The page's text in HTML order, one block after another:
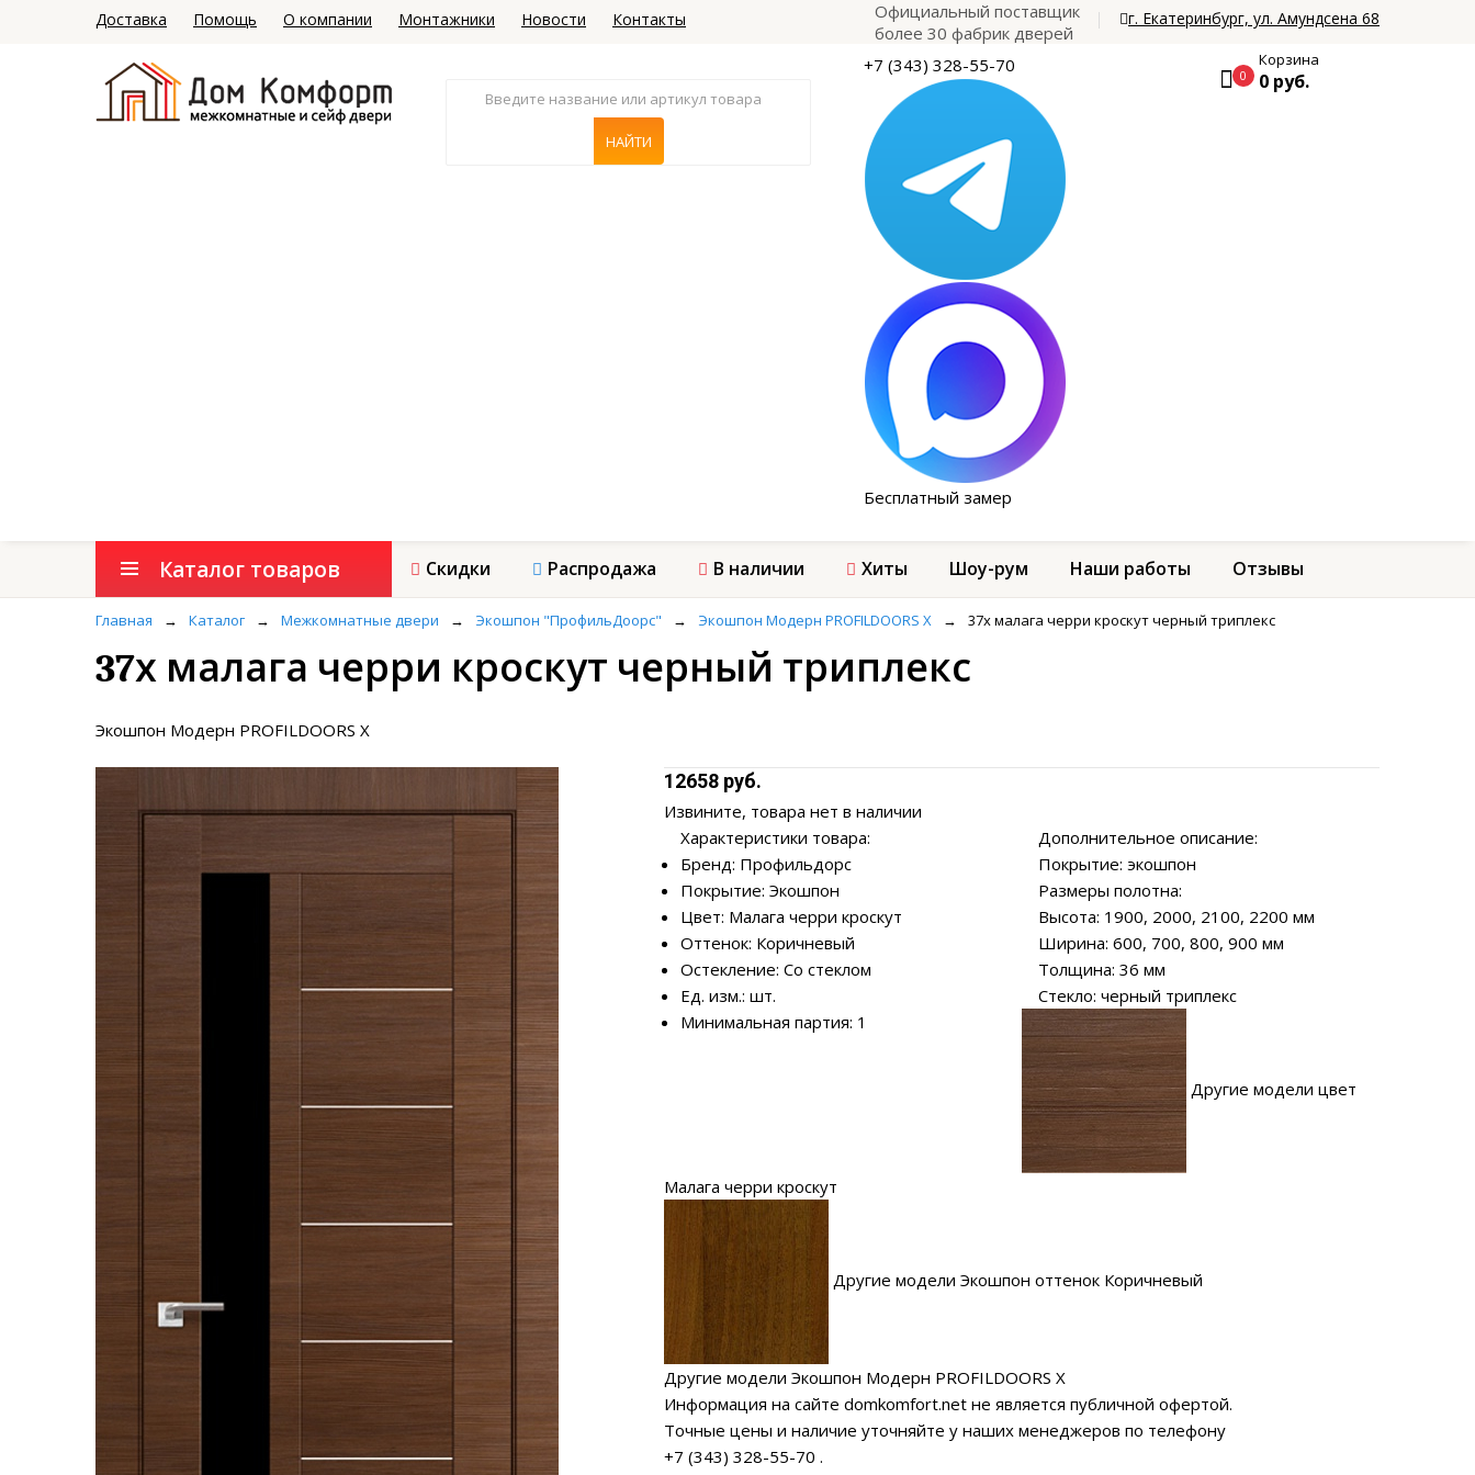
Доставка Помощь О компании Монтажники Новости Контакты
Официальный поставщик
более 30 фабрик дверей
г. Екатеринбург, ул. Амундсена 68
+7 (343) 328-55-70
Бесплатный замер
0
Корзина
0 руб.
Каталог товаров Скидки Распродажа В наличии Хиты Шоу-рум Наши работы Отзывы
Главная → Каталог → Межкомнатные двери → Экошпон "ПрофильДоорс" → Экошпон Модерн PROFILDOORS X → 37х малага черри кроскут черный триплекс
37х малага черри кроскут черный триплекс
Экошпон Модерн PROFILDOORS X
12658 руб.
Извините, товара нет в наличии
Характеристики товара:
Бренд: Профильдорс
Покрытие: Экошпон
Цвет: Малага черри кроскут
Оттенок: Коричневый
Остекление: Со стеклом
Ед. изм.: шт.
Минимальная партия: 1
Дополнительное описание:
Покрытие: экошпон
Размеры полотна:
Высота: 1900, 2000, 2100, 2200 мм
Ширина: 600, 700, 800, 900 мм
Толщина: 36 мм
Стекло: черный триплекс
Другие модели цвет
Малага черри кроскут
Другие модели Экошпон оттенок Коричневый
Другие модели Экошпон Модерн PROFILDOORS X
Информация на сайте domkomfort.net не является публичной офертой.
Точные цены и наличие уточняйте у наших менеджеров по телефону
+7 (343) 328-55-70 .